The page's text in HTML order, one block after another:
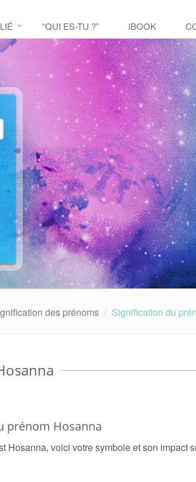
“QUI ES-TU ?” IBOOK
des prénoms Signification du
prénom Hosanna
Hosanna, voici votre symbole et son impact